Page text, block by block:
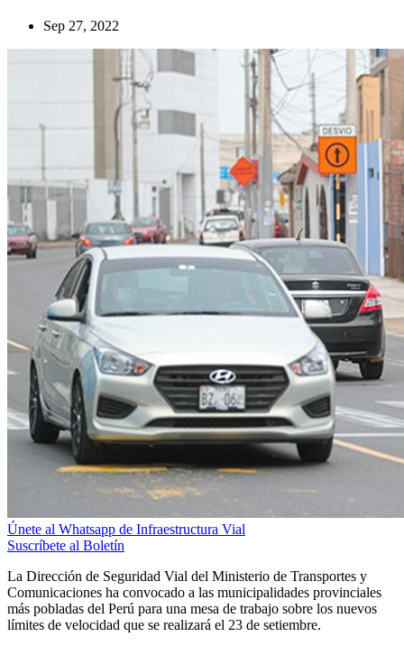
Sep 27, 2022
Únete al Whatsapp de Infraestructura Vial
Suscríbete al Boletín
La Dirección de Seguridad Vial del Ministerio de Transportes y
Comunicaciones ha convocado a las municipalidades provinciales
más pobladas del Perú para una mesa de trabajo sobre los nuevos
límites de velocidad que se realizará el 23 de setiembre.